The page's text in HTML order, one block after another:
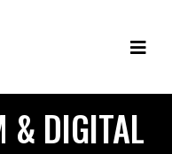
& DIGITAL